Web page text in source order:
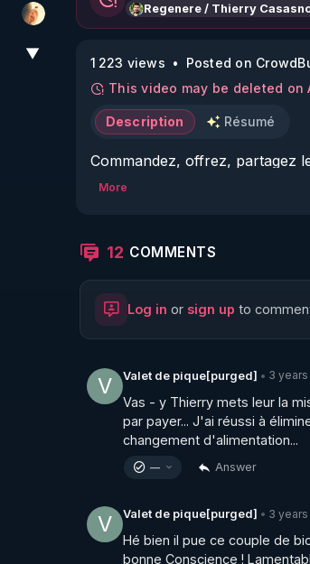
La Puce à l'oreille
▼
Regenere / Thierry
1 223 views
Posted on
This video may be deleted on
Description Résumé
Commandez, offrez, partagez
▶ https://boutique.magazine-
Premier volet d'une série de
Ou comment le France
Voici les liens vers les
anomalies édition 2007
https://
Publication CAP LC : sectes un
Publication CAP LC : les
https://
More
12 COMMENTS
Log in or sign up to
V Valet de pique[purged] • 3
Vas - y Thierry mets leur la
par payer... J'ai réussi à
changement d'alimentation...
— Answer
V Valet de pique[purged] • 3
Hé bien il pue ce couple de
bonne Conscience !